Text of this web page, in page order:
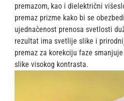
premazom, kao i dielektrični
premaz prizme kako bi se
ujednačenost prenosa svetlosti
rezultat ima svetlije slike i
premaz za korekciju faze
slike visokog kontrasta.